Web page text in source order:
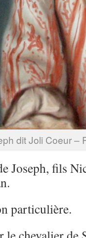
dit Joli Coeur –
Joseph, fils
particulière.